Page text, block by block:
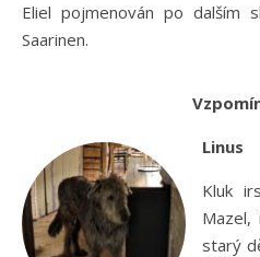
Eliel pojmenován po dalším
Saarinen.
Linus
Kluk
Mazel,
starý